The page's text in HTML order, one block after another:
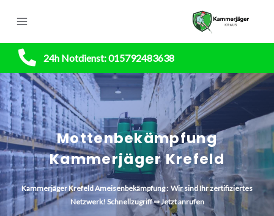
24h Notdienst: 015792483638
Mottenbekämpfung
Kammerjäger Krefeld
KammerjägerKrefeldAmeisenbekämpfung : Wir sind Ihr zertifiziertes
Netzwerk! Schnellzugriff ⇒ Jetzt anrufen